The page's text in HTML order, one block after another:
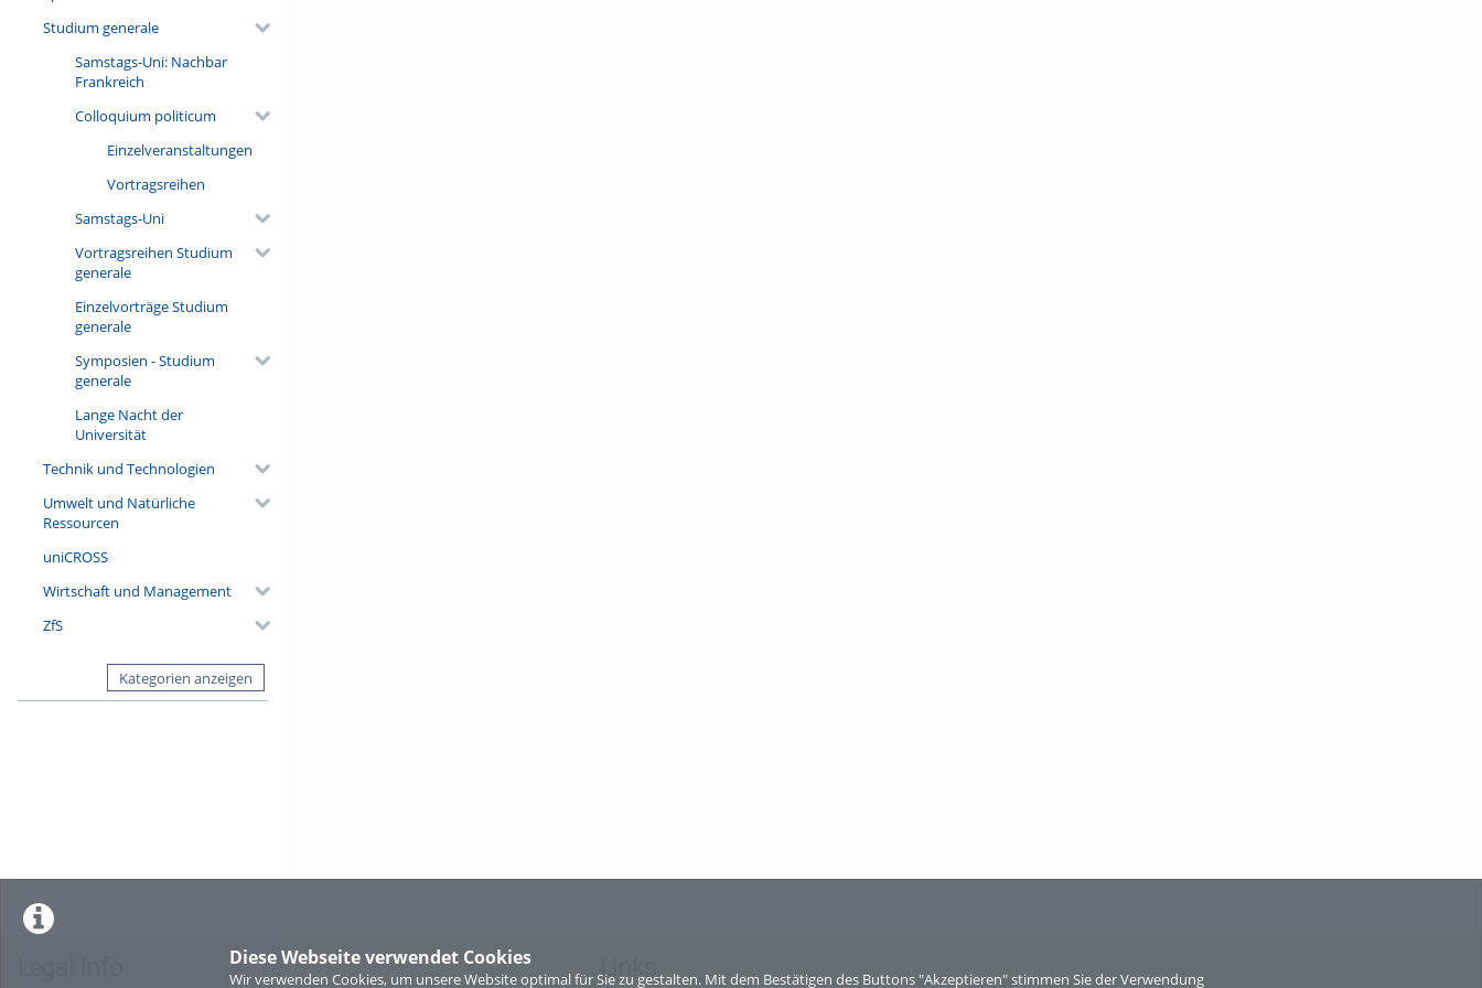
Diese Webseite verwendet Cookies
Wir verwenden Cookies, um unsere Website optimal für Sie zu gestalten. Mit dem Bestätigen des Buttons "Akzeptieren" stimmen Sie der Verwendung
Studium generale
Samstags-Uni: Nachbar
Frankreich
Colloquium politicum
Einzelveranstaltungen
Vortragsreihen
Samstags-Uni
Vortragsreihen Studium
generale
Einzelvorträge Studium
generale
Symposien - Studium
generale
Lange Nacht der
Universität
Technik und Technologien
Umwelt und Natürliche
Ressourcen
uniCROSS
Wirtschaft und Management
ZfS
Kategorien anzeigen
Links